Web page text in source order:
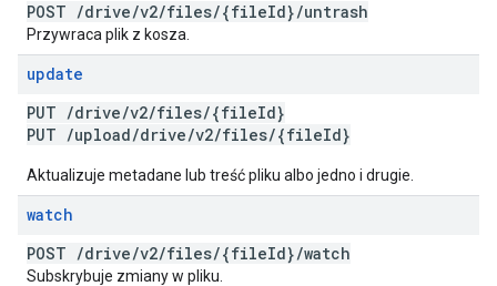
POST /drive/v2/files/{fileId}/untrash
Przywraca plik z kosza.
update
PUT /drive/v2/files/{fileId}
PUT /upload/drive/v2/files/{fileId}
Aktualizuje metadane lub treść pliku albo jedno i drugie.
watch
POST /drive/v2/files/{fileId}/watch
Subskrybuje zmiany w pliku.